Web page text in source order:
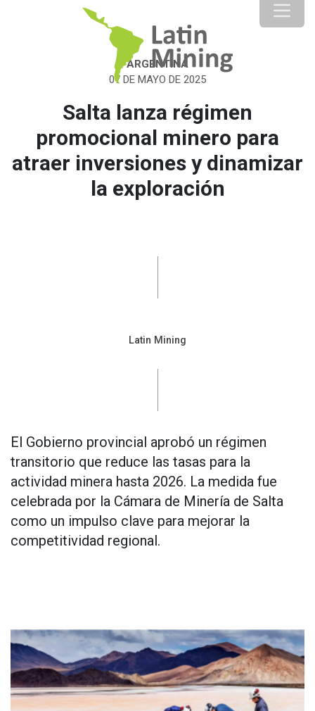
ARGENTINA
07 DE MAYO DE 2025
Salta lanza régimen
promocional minero para
atraer inversiones y dinamizar
la exploración
Latin Mining
El Gobierno provincial aprobó un régimen
transitorio que reduce las tasas para la
actividad minera hasta 2026. La medida fue
celebrada por la Cámara de Minería de Salta
como un impulso clave para mejorar la
competitividad regional.